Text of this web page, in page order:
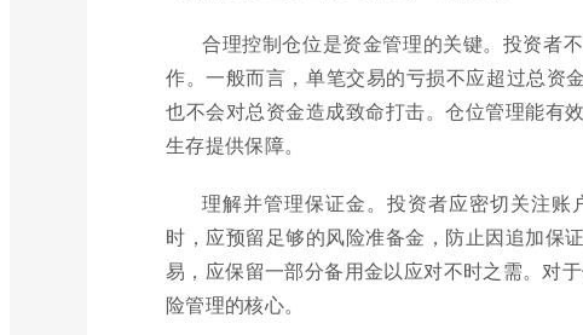
合理控制仓位是资金管理的关键。投资者
作。一般而言，单笔交易的亏损不应超过总资
也不会对总资金造成致命打击。仓位管理能有
生存提供保障。
理解并管理保证金。投资者应密切关注
时，应预留足够的风险准备金，防止因追加保
易，应保留一部分备用金以应对不时之需。对
险管理的核心。